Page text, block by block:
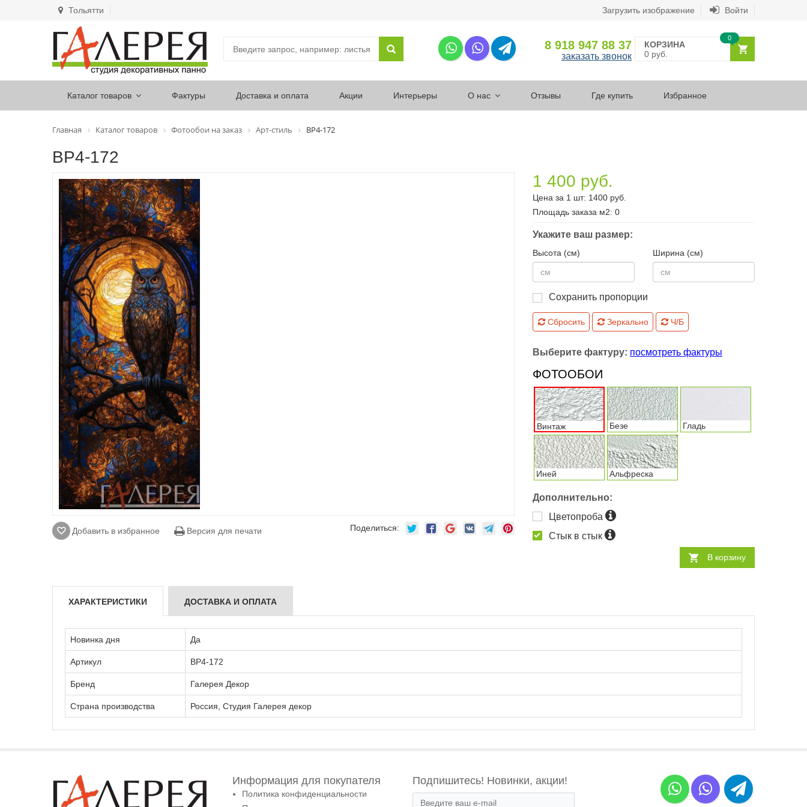
Тольятти Загрузить изображение Войти
8 918 947 88 37
заказать звонок
КОРЗИНА
0 руб.
0
Каталог товаров Фактуры Доставка и оплата Акции Интерьеры О нас Отзывы Где купить Избранное
Главная Каталог товаров Фотообои на заказ Арт-стиль ВР4-172
ВР4-172
Добавить в избранное Версия для печати Поделиться:
1 400 руб.
Цена за 1 шт: 1400 руб.
Площадь заказа м2: 0
Укажите ваш размер:
Высота (см) Ширина (см)
Сохранить пропорции
Сбросить Зеркально Ч/Б
Выберите фактуру: посмотреть фактуры
ФОТООБОИ
Винтаж Безе Гладь
Иней Альфреска
Дополнительно:
Цветопроба
Стык в стык
В корзину
ХАРАКТЕРИСТИКИ ДОСТАВКА И ОПЛАТА
Новинка дня Да
Артикул ВР4-172
Бренд Галерея Декор
Страна производства Россия, Студия Галерея декор
Информация для покупателя
Политика конфиденциальности
Подпишитесь! Новинки, акции!